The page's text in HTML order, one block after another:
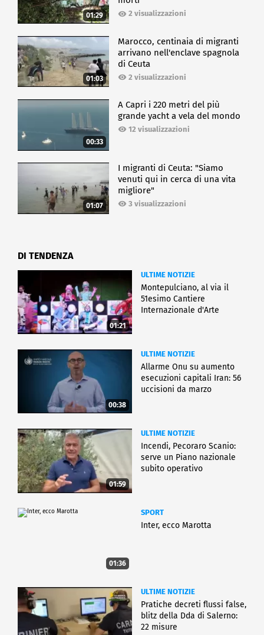
01:29 2 visualizzazioni
01:03
Marocco, centinaia di migranti
arrivano nell'enclave spagnola
di Ceuta
2 visualizzazioni
00:33
A Capri i 220 metri del più
grande yacht a vela del mondo
12 visualizzazioni
01:07
I migranti di Ceuta: "Siamo
venuti qui in cerca di una vita
migliore"
3 visualizzazioni
DI TENDENZA
01:21
ULTIME NOTIZIE
Montepulciano, al via il
51esimo Cantiere
Internazionale d'Arte
00:38
ULTIME NOTIZIE
Allarme Onu su aumento
esecuzioni capitali Iran: 56
uccisioni da marzo
01:59
ULTIME NOTIZIE
Incendi, Pecoraro Scanio:
serve un Piano nazionale
subito operativo
01:36
SPORT
Inter, ecco Marotta
ULTIME NOTIZIE
Pratiche decreti flussi false,
blitz della Dda di Salerno:
22 misure